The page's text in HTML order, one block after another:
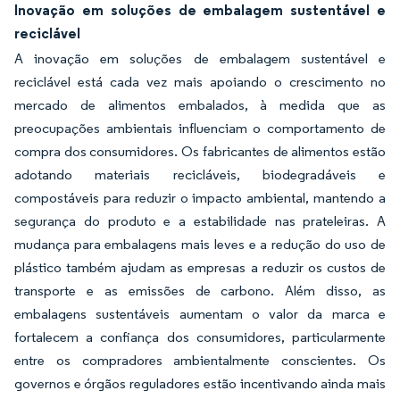
Inovação em soluções de embalagem sustentável e
reciclável
A inovação em soluções de embalagem sustentável e
reciclável está cada vez mais apoiando o crescimento no
mercado de alimentos embalados, à medida que as
preocupações ambientais influenciam o comportamento de
compra dos consumidores. Os fabricantes de alimentos estão
adotando materiais recicláveis, biodegradáveis e
compostáveis para reduzir o impacto ambiental, mantendo a
segurança do produto e a estabilidade nas prateleiras. A
mudança para embalagens mais leves e a redução do uso de
plástico também ajudam as empresas a reduzir os custos de
transporte e as emissões de carbono. Além disso, as
embalagens sustentáveis aumentam o valor da marca e
fortalecem a confiança dos consumidores, particularmente
entre os compradores ambientalmente conscientes. Os
governos e órgãos reguladores estão incentivando ainda mais